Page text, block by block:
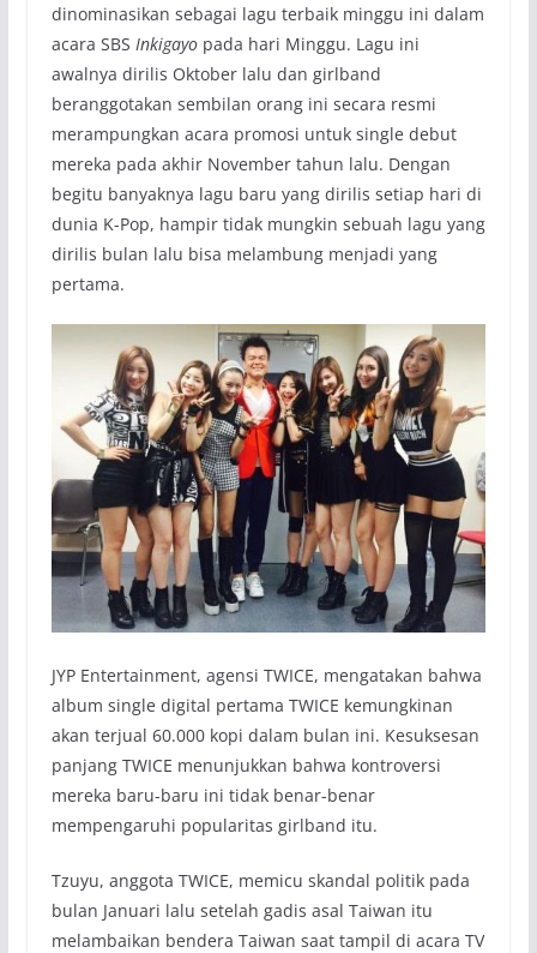
dinominasikan sebagai lagu terbaik minggu ini dalam
acara SBS Inkigayopada hari Minggu. Lagu ini
awalnya dirilis Oktober lalu dan girlband
beranggotakan sembilan orang ini secara resmi
merampungkan acara promosi untuk single debut
mereka pada akhir November tahun lalu. Dengan
begitu banyaknya lagu baru yang dirilis setiap hari di
dunia K-Pop, hampir tidak mungkin sebuah lagu yang
dirilis bulan lalu bisa melambung menjadi yang
pertama.
JYP Entertainment, agensi TWICE, mengatakan bahwa
album single digital pertama TWICE kemungkinan
akan terjual 60.000 kopi dalam bulan ini. Kesuksesan
panjang TWICE menunjukkan bahwa kontroversi
mereka baru-baru ini tidak benar-benar
mempengaruhi popularitas girlband itu.
Tzuyu, anggota TWICE, memicu skandal politik pada
bulan Januari lalu setelah gadis asal Taiwan itu
melambaikan bendera Taiwan saat tampil di acara TV